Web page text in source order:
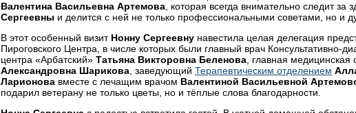
Валентина Васильевна Артемова, которая всегда внимательно следит за
Сергеевны и делится с ней не только профессиональными советами, но и
В этот особенный визит Нонну Сергеевну навестила целая делегация
Пироговского Центра, в числе которых были главный врач Консультативно-
центра «Арбатский» Татьяна Викторовна Беленова, главная медицинская
Александровна Шарикова, заведующий Терапевтическим отделением
Ларионова вместе с лечащим врачом Валентиной Васильевной
подарил ветерану не только цветы, но и тёплые слова благодарности.